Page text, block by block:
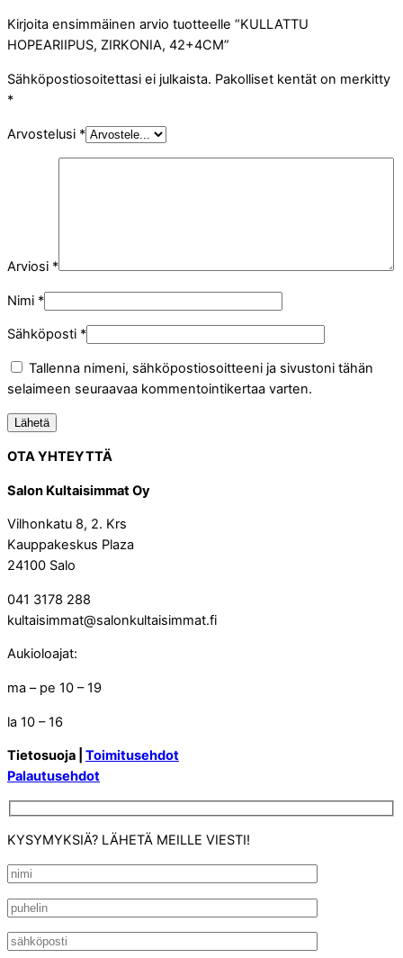
Kirjoita ensimmäinen arvio tuotteelle “KULLATTU
HOPEARIIPUS, ZIRKONIA, 42+4CM”
Sähköpostiosoitettasi ei julkaista. Pakolliset kentät on merkitty
*
Arvostelusi *
Arviosi *
Nimi *
Sähköposti *
Tallenna nimeni, sähköpostiosoitteeni ja sivustoni tähän
selaimeen seuraavaa kommentointikertaa varten.
OTA YHTEYTTÄ
Salon Kultaisimmat Oy
Vilhonkatu 8, 2. Krs
Kauppakeskus Plaza
24100 Salo
041 3178 288
kultaisimmat@salonkultaisimmat.fi
Aukioloajat:
ma – pe 10 – 19
la 10 – 16
Tietosuoja | Toimitusehdot
Palautusehdot
KYSYMYKSIÄ? LÄHETÄ MEILLE VIESTI!